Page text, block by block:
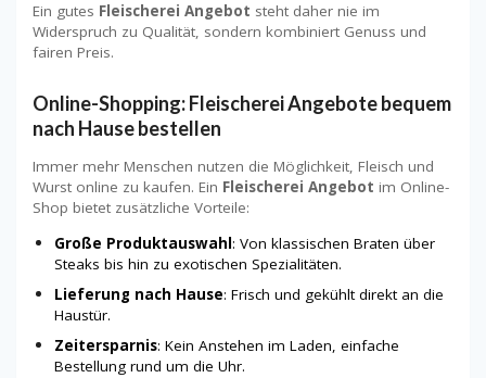
Ein gutes Fleischerei Angebot steht daher nie im
Widerspruch zu Qualität, sondern kombiniert Genuss und
fairen Preis.
Online-Shopping: Fleischerei Angebote bequem
nach Hause bestellen
Immer mehr Menschen nutzen die Möglichkeit, Fleisch und
Wurst online zu kaufen. Ein Fleischerei Angebot im Online-
Shop bietet zusätzliche Vorteile:
Große Produktauswahl : Von klassischen Braten über
Steaks bis hin zu exotischen Spezialitäten.
Lieferung nach Hause: Frisch und gekühlt direkt an die
Haustür.
Zeitersparnis: Kein Anstehen im Laden, einfache
Bestellung rund um die Uhr.